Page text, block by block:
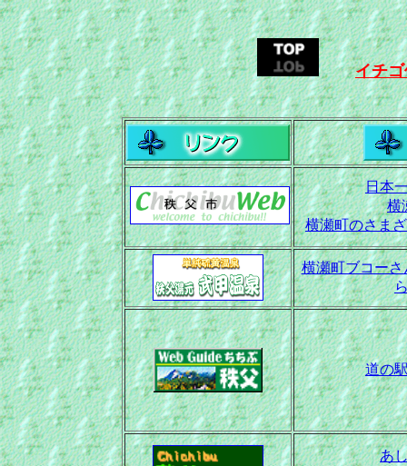
イチ
日本
横
横瀬町のさま
横瀬町ブコー
道の
あ